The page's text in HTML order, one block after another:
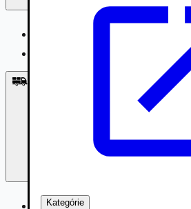
Kategórie
Nákladné vozidlá 3,5 - 7,5t